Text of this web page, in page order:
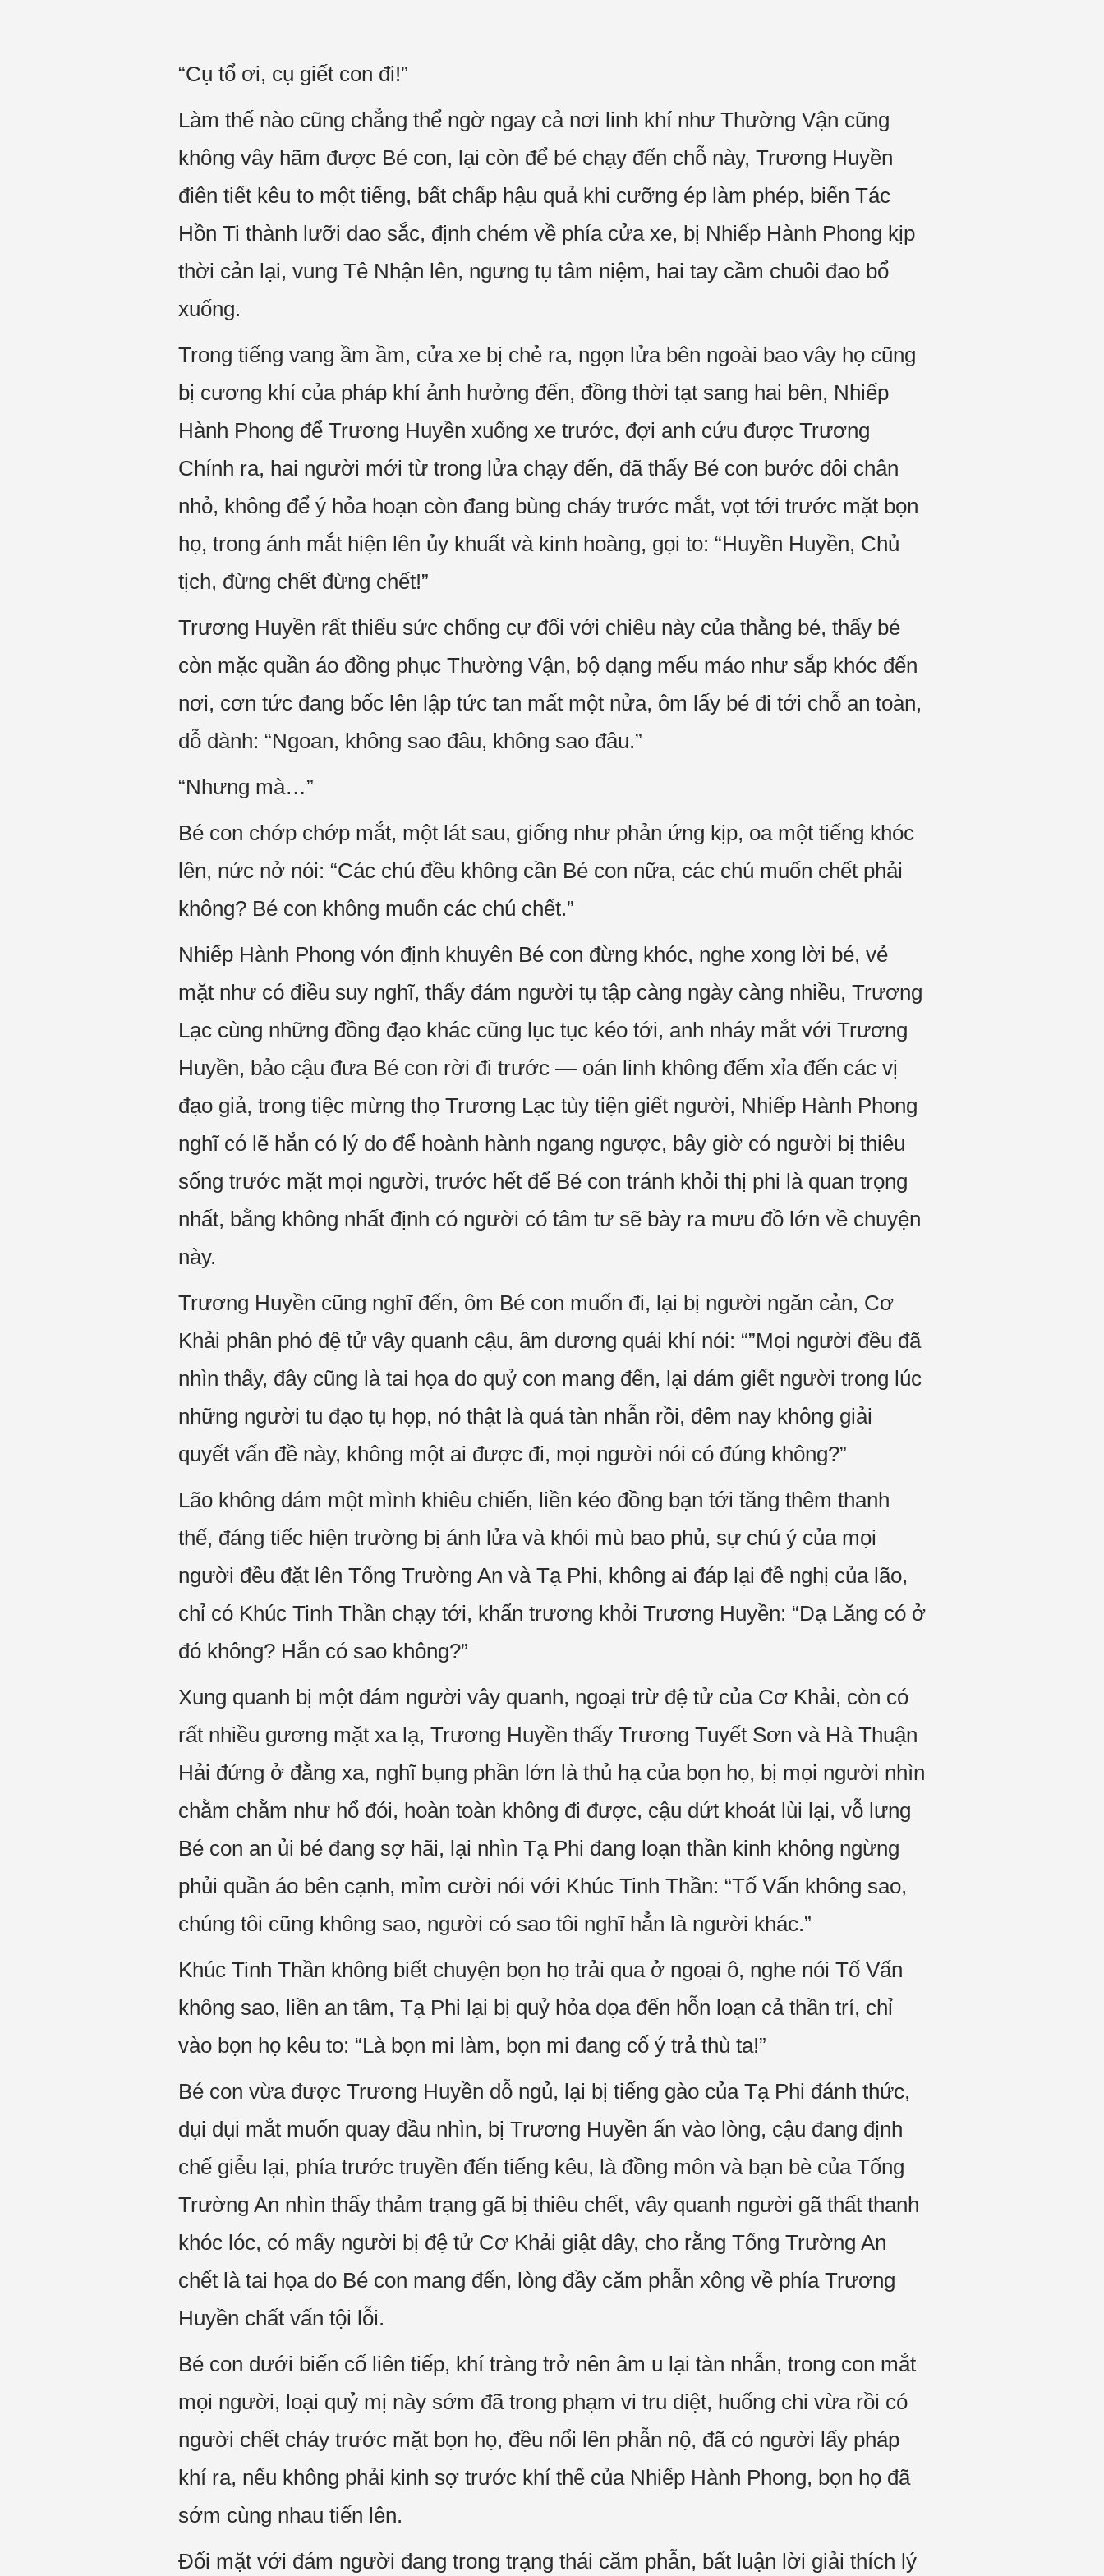
“Cụ tổ ơi, cụ giết con đi!”
Làm thế nào cũng chẳng thể ngờ ngay cả nơi linh khí như Thường Vận cũng
không vây hãm được Bé con, lại còn để bé chạy đến chỗ này, Trương Huyền
điên tiết kêu to một tiếng, bất chấp hậu quả khi cưỡng ép làm phép, biến Tác
Hồn Ti thành lưỡi dao sắc, định chém về phía cửa xe, bị Nhiếp Hành Phong kịp
thời cản lại, vung Tê Nhận lên, ngưng tụ tâm niệm, hai tay cầm chuôi đao bổ
xuống.
Trong tiếng vang ầm ầm, cửa xe bị chẻ ra, ngọn lửa bên ngoài bao vây họ cũng
bị cương khí của pháp khí ảnh hưởng đến, đồng thời tạt sang hai bên, Nhiếp
Hành Phong để Trương Huyền xuống xe trước, đợi anh cứu được Trương
Chính ra, hai người mới từ trong lửa chạy đến, đã thấy Bé con bước đôi chân
nhỏ, không để ý hỏa hoạn còn đang bùng cháy trước mắt, vọt tới trước mặt bọn
họ, trong ánh mắt hiện lên ủy khuất và kinh hoàng, gọi to: “Huyền Huyền, Chủ
tịch, đừng chết đừng chết!”
Trương Huyền rất thiếu sức chống cự đối với chiêu này của thằng bé, thấy bé
còn mặc quần áo đồng phục Thường Vận, bộ dạng mếu máo như sắp khóc đến
nơi, cơn tức đang bốc lên lập tức tan mất một nửa, ôm lấy bé đi tới chỗ an toàn,
dỗ dành: “Ngoan, không sao đâu, không sao đâu.”
“Nhưng mà…”
Bé con chớp chớp mắt, một lát sau, giống như phản ứng kịp, oa một tiếng khóc
lên, nức nở nói: “Các chú đều không cần Bé con nữa, các chú muốn chết phải
không? Bé con không muốn các chú chết.”
Nhiếp Hành Phong vón định khuyên Bé con đừng khóc, nghe xong lời bé, vẻ
mặt như có điều suy nghĩ, thấy đám người tụ tập càng ngày càng nhiều, Trương
Lạc cùng những đồng đạo khác cũng lục tục kéo tới, anh nháy mắt với Trương
Huyền, bảo cậu đưa Bé con rời đi trước — oán linh không đếm xỉa đến các vị
đạo giả, trong tiệc mừng thọ Trương Lạc tùy tiện giết người, Nhiếp Hành Phong
nghĩ có lẽ hắn có lý do để hoành hành ngang ngược, bây giờ có người bị thiêu
sống trước mặt mọi người, trước hết để Bé con tránh khỏi thị phi là quan trọng
nhất, bằng không nhất định có người có tâm tư sẽ bày ra mưu đồ lớn về chuyện
này.
Trương Huyền cũng nghĩ đến, ôm Bé con muốn đi, lại bị người ngăn cản, Cơ
Khải phân phó đệ tử vây quanh cậu, âm dương quái khí nói: “”Mọi người đều đã
nhìn thấy, đây cũng là tai họa do quỷ con mang đến, lại dám giết người trong lúc
những người tu đạo tụ họp, nó thật là quá tàn nhẫn rồi, đêm nay không giải
quyết vấn đề này, không một ai được đi, mọi người nói có đúng không?”
Lão không dám một mình khiêu chiến, liền kéo đồng bạn tới tăng thêm thanh
thế, đáng tiếc hiện trường bị ánh lửa và khói mù bao phủ, sự chú ý của mọi
người đều đặt lên Tống Trường An và Tạ Phi, không ai đáp lại đề nghị của lão,
chỉ có Khúc Tinh Thần chạy tới, khẩn trương khỏi Trương Huyền: “Dạ Lăng có ở
đó không? Hắn có sao không?”
Xung quanh bị một đám người vây quanh, ngoại trừ đệ tử của Cơ Khải, còn có
rất nhiều gương mặt xa lạ, Trương Huyền thấy Trương Tuyết Sơn và Hà Thuận
Hải đứng ở đằng xa, nghĩ bụng phần lớn là thủ hạ của bọn họ, bị mọi người nhìn
chằm chằm như hổ đói, hoàn toàn không đi được, cậu dứt khoát lùi lại, vỗ lưng
Bé con an ủi bé đang sợ hãi, lại nhìn Tạ Phi đang loạn thần kinh không ngừng
phủi quần áo bên cạnh, mỉm cười nói với Khúc Tinh Thần: “Tố Vấn không sao,
chúng tôi cũng không sao, người có sao tôi nghĩ hẳn là người khác.”
Khúc Tinh Thần không biết chuyện bọn họ trải qua ở ngoại ô, nghe nói Tố Vấn
không sao, liền an tâm, Tạ Phi lại bị quỷ hỏa dọa đến hỗn loạn cả thần trí, chỉ
vào bọn họ kêu to: “Là bọn mi làm, bọn mi đang cố ý trả thù ta!”
Bé con vừa được Trương Huyền dỗ ngủ, lại bị tiếng gào của Tạ Phi đánh thức,
dụi dụi mắt muốn quay đầu nhìn, bị Trương Huyền ấn vào lòng, cậu đang định
chế giễu lại, phía trước truyền đến tiếng kêu, là đồng môn và bạn bè của Tống
Trường An nhìn thấy thảm trạng gã bị thiêu chết, vây quanh người gã thất thanh
khóc lóc, có mấy người bị đệ tử Cơ Khải giật dây, cho rằng Tống Trường An
chết là tai họa do Bé con mang đến, lòng đầy căm phẫn xông về phía Trương
Huyền chất vấn tội lỗi.
Bé con dưới biến cố liên tiếp, khí tràng trở nên âm u lại tàn nhẫn, trong con mắt
mọi người, loại quỷ mị này sớm đã trong phạm vi tru diệt, huống chi vừa rồi có
người chết cháy trước mặt bọn họ, đều nổi lên phẫn nộ, đã có người lấy pháp
khí ra, nếu không phải kinh sợ trước khí thế của Nhiếp Hành Phong, bọn họ đã
sớm cùng nhau tiến lên.
Đối mặt với đám người đang trong trạng thái căm phẫn, bất luận lời giải thích lý